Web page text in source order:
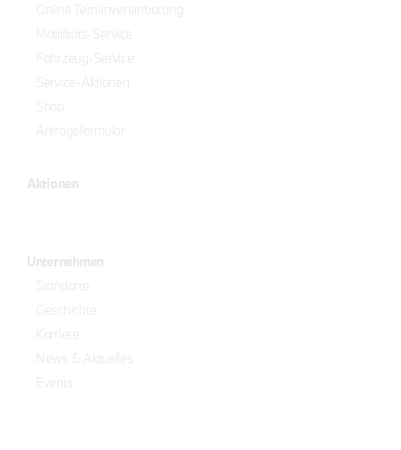
Online Terminvereinbarung
Mobilitäts-Service
Fahrzeug-Service
Service-Aktionen
Anfrageformular
Aktionen
Unternehmen
Standorte
Geschichte
Karriere
News & Aktuelles
Events